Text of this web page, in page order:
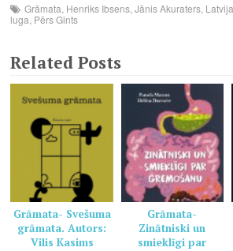
Grāmata Henriks Ibsens ,Jānis Akuraters
luga Pērs Gints
Related Posts
Grāmata- Svešuma
grāmata. Autors:
Vilis Kasims
Grāmata-
Zinātniski un
smieklīgi par